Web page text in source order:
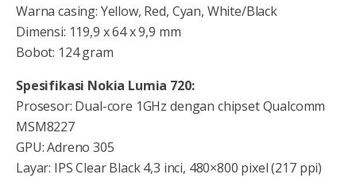
Warna casing: Yellow, Red, Cyan, White/Black
Dimensi: 119,9 x 64 x 9,9 mm
Bobot: 124 gram
Spesifikasi Nokia Lumia 720:
Prosesor: Dual-core 1GHz dengan chipset Qualcomm
MSM8227
GPU: Adreno 305
Layar: IPS Clear Black 4,3 inci, 480×800 pixel (217 ppi)